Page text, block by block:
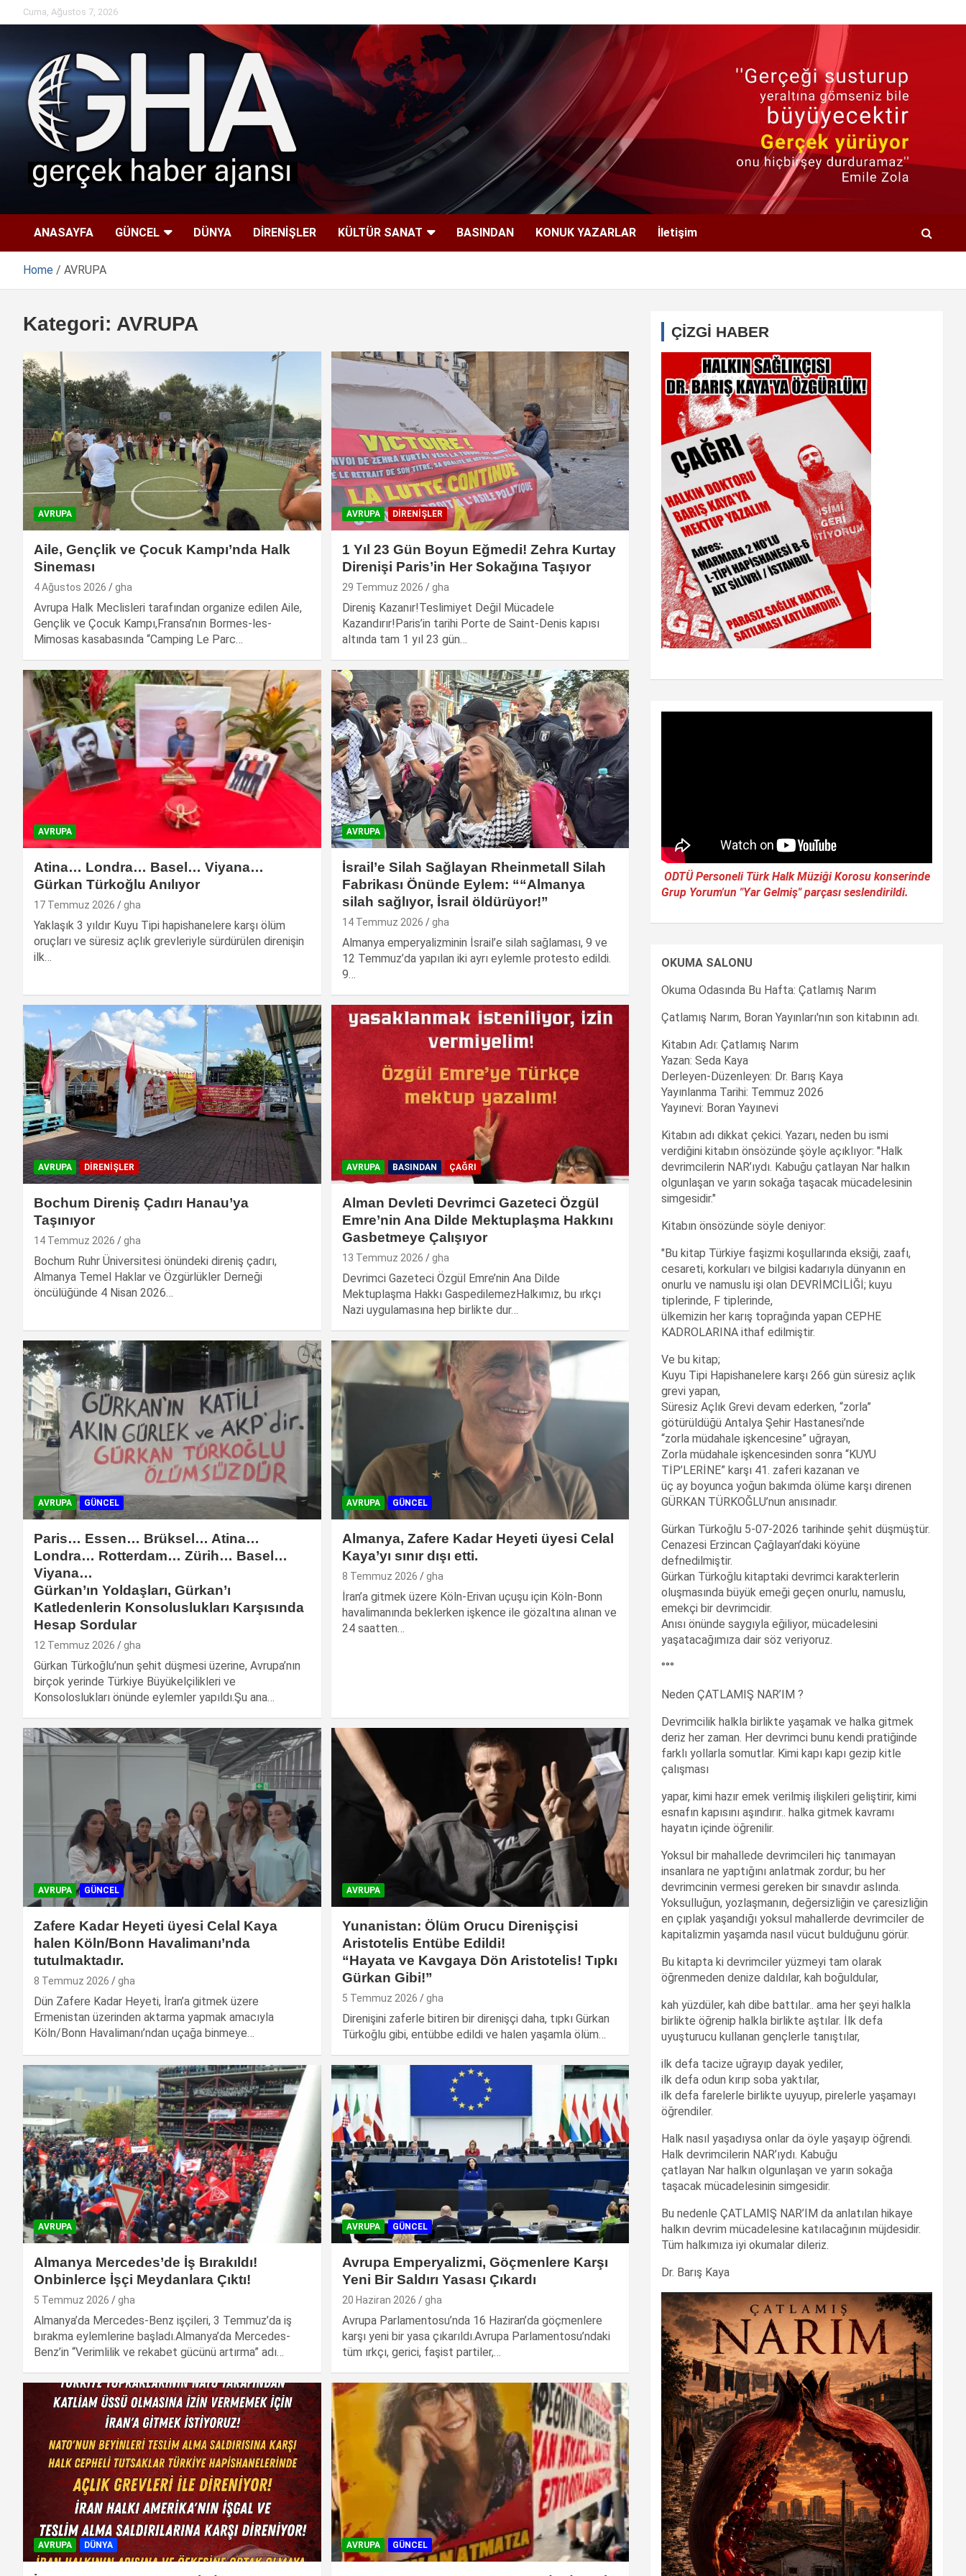
to
Cuma, Ağustos 7, 2026
ANASAYFA GÜNCEL DÜNYA DİRENİŞLER KÜLTÜR SANAT BASINDAN KONUK YAZARLAR İletişim
Home AVRUPA
Kategori: AVRUPA
AVRUPA
Aile, Gençlik ve Çocuk Kampı’nda Halk
Sineması
4 Ağustos 2026 gha
Avrupa Halk Meclisleri tarafından organize edilen Aile,
Gençlik ve Çocuk Kampı,Fransa’nın Bormes-les-
Mimosas kasabasında “Camping Le Parc…
AVRUPA DIRENIŞLER
1 Yıl 23 Gün Boyun Eğmedi! Zehra Kurtay
Direnişi Paris’in Her Sokağına Taşıyor
29 Temmuz 2026 gha
Direniş Kazanır!Teslimiyet Değil Mücadele
Kazandırır!Paris’in tarihi Porte de Saint-Denis kapısı
altında tam 1 yıl 23 gün…
AVRUPA
Atina… Londra… Basel… Viyana…
Gürkan Türkoğlu Anılıyor
17 Temmuz 2026 gha
Yaklaşık 3 yıldır Kuyu Tipi hapishanelere karşı ölüm
oruçları ve süresiz açlık grevleriyle sürdürülen direnişin
ilk…
AVRUPA
İsrail’e Silah Sağlayan Rheinmetall Silah
Fabrikası Önünde Eylem: ““Almanya
silah sağlıyor, İsrail öldürüyor!”
14 Temmuz 2026 gha
Almanya emperyalizminin İsrail’e silah sağlaması, 9 ve
12 Temmuz’da yapılan iki ayrı eylemle protesto edildi.
9…
AVRUPA DIRENIŞLER
Bochum Direniş Çadırı Hanau’ya
Taşınıyor
14 Temmuz 2026 gha
Bochum Ruhr Üniversitesi önündeki direniş çadırı,
Almanya Temel Haklar ve Özgürlükler Derneği
öncülüğünde 4 Nisan 2026…
AVRUPA BASINDAN ÇAĞRI
Alman Devleti Devrimci Gazeteci Özgül
Emre’nin Ana Dilde Mektuplaşma Hakkını
Gasbetmeye Çalışıyor
13 Temmuz 2026 gha
Devrimci Gazeteci Özgül Emre’nin Ana Dilde
Mektuplaşma Hakkı GaspedilemezHalkımız, bu ırkçı
Nazi uygulamasına hep birlikte dur…
AVRUPA GÜNCEL
Paris… Essen… Brüksel… Atina…
Londra… Rotterdam… Zürih… Basel…
Viyana…
Gürkan’ın Yoldaşları, Gürkan’ı
Katledenlerin Konsoluslukları Karşısında
Hesap Sordular
12 Temmuz 2026 gha
Gürkan Türkoğlu’nun şehit düşmesi üzerine, Avrupa’nın
birçok yerinde Türkiye Büyükelçilikleri ve
Konsoloslukları önünde eylemler yapıldı.Şu ana…
AVRUPA GÜNCEL
Almanya, Zafere Kadar Heyeti üyesi Celal
Kaya’yı sınır dışı etti.
8 Temmuz 2026 gha
İran’a gitmek üzere Köln-Erivan uçuşu için Köln-Bonn
havalimanında beklerken işkence ile gözaltına alınan ve
24 saatten…
AVRUPA GÜNCEL
Zafere Kadar Heyeti üyesi Celal Kaya
halen Köln/Bonn Havalimanı’nda
tutulmaktadır.
8 Temmuz 2026 gha
Dün Zafere Kadar Heyeti, İran’a gitmek üzere
Ermenistan üzerinden aktarma yapmak amacıyla
Köln/Bonn Havalimanı’ndan uçağa binmeye…
AVRUPA
Yunanistan: Ölüm Orucu Direnişçisi
Aristotelis Entübe Edildi!
“Hayata ve Kavgaya Dön Aristotelis! Tıpkı
Gürkan Gibi!”
5 Temmuz 2026 gha
Direnişini zaferle bitiren bir direnişçi daha, tıpkı Gürkan
Türkoğlu gibi, entübbe edildi ve halen yaşamla ölüm…
AVRUPA
Almanya Mercedes’de İş Bırakıldı!
Onbinlerce İşçi Meydanlara Çıktı!
5 Temmuz 2026 gha
Almanya’da Mercedes-Benz işçileri, 3 Temmuz’da iş
bırakma eylemlerine başladı.Almanya’da Mercedes-
Benz’in “Verimlilik ve rekabet gücünü artırma” adı…
AVRUPA GÜNCEL
Avrupa Emperyalizmi, Göçmenlere Karşı
Yeni Bir Saldırı Yasası Çıkardı
20 Haziran 2026 gha
Avrupa Parlamentosu’nda 16 Haziran’da göçmenlere
karşı yeni bir yasa çıkarıldı.Avrupa Parlamentosu’ndaki
tüm ırkçı, gerici, faşist partiler,…
AVRUPA DÜNYA AVRUPA GÜNCEL
ÇİZGİ HABER
ODTÜ Personeli Türk Halk Müziği Korosu konserinde
Grup Yorum'un "Yar Gelmiş" parçası seslendirildi.
OKUMA SALONU
Okuma Odasında Bu Hafta: Çatlamış Narım
Çatlamış Narım, Boran Yayınları'nın son kitabının adı.
Kitabın Adı: Çatlamış Narım
Yazan: Seda Kaya
Derleyen-Düzenleyen: Dr. Barış Kaya
Yayınlanma Tarihi: Temmuz 2026
Yayınevi: Boran Yayınevi
Kitabın adı dikkat çekici. Yazarı, neden bu ismi
verdiğini kitabın önsözünde şöyle açıklıyor: "Halk
devrimcilerin NAR’ıydı. Kabuğu çatlayan Nar halkın
olgunlaşan ve yarın sokağa taşacak mücadelesinin
simgesidir."
Kitabın önsözünde söyle deniyor:
"Bu kitap Türkiye faşizmi koşullarında eksiği, zaafı,
cesareti, korkuları ve bilgisi kadarıyla dünyanın en
onurlu ve namuslu işi olan DEVRİMCİLİĞİ; kuyu
tiplerinde, F tiplerinde,
ülkemizin her karış toprağında yapan CEPHE
KADROLARINA ithaf edilmiştir.
Ve bu kitap;
Kuyu Tipi Hapishanelere karşı 266 gün süresiz açlık
grevi yapan,
Süresiz Açlık Grevi devam ederken, “zorla”
götürüldüğü Antalya Şehir Hastanesi’nde
“zorla müdahale işkencesine” uğrayan,
Zorla müdahale işkencesinden sonra “KUYU
TİP’LERİNE” karşı 41. zaferi kazanan ve
üç ay boyunca yoğun bakımda ölüme karşı direnen
GÜRKAN TÜRKOĞLU’nun anısınadır.
Gürkan Türkoğlu 5-07-2026 tarihinde şehit düşmüştür.
Cenazesi Erzincan Çağlayan’daki köyüne
defnedilmiştir.
Gürkan Türkoğlu kitaptaki devrimci karakterlerin
oluşmasında büyük emeği geçen onurlu, namuslu,
emekçi bir devrimcidir.
Anısı önünde saygıyla eğiliyor, mücadelesini
yaşatacağımıza dair söz veriyoruz.
°°°
Neden ÇATLAMIŞ NAR’IM ?
Devrimcilik halkla birlikte yaşamak ve halka gitmek
deriz her zaman. Her devrimci bunu kendi pratiğinde
farklı yollarla somutlar. Kimi kapı kapı gezip kitle
çalışması
yapar, kimi hazır emek verilmiş ilişkileri geliştirir, kimi
esnafın kapısını aşındırır.. halka gitmek kavramı
hayatın içinde öğrenilir.
Yoksul bir mahallede devrimcileri hiç tanımayan
insanlara ne yaptığını anlatmak zordur; bu her
devrimcinin vermesi gereken bir sınavdır aslında.
Yoksulluğun, yozlaşmanın, değersizliğin ve çaresizliğin
en çıplak yaşandığı yoksul mahallerde devrimciler de
kapitalizmin yaşamda nasıl vücut bulduğunu görür.
Bu kitapta ki devrimciler yüzmeyi tam olarak
öğrenmeden denize daldılar, kah boğuldular,
kah yüzdüler, kah dibe battılar.. ama her şeyi halkla
birlikte öğrenip halkla birlikte aştılar. İlk defa
uyuşturucu kullanan gençlerle tanıştılar,
ilk defa tacize uğrayıp dayak yediler,
ilk defa odun kırıp soba yaktılar,
ilk defa farelerle birlikte uyuyup, pirelerle yaşamayı
öğrendiler.
Halk nasıl yaşadıysa onlar da öyle yaşayıp öğrendi.
Halk devrimcilerin NAR’ıydı. Kabuğu
çatlayan Nar halkın olgunlaşan ve yarın sokağa
taşacak mücadelesinin simgesidir.
Bu nedenle ÇATLAMIŞ NAR’IM da anlatılan hikaye
halkın devrim mücadelesine katılacağının müjdesidir.
Tüm halkımıza iyi okumalar dileriz.
Dr. Barış Kaya